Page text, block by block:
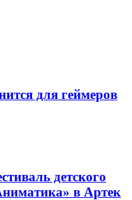
для геймеров
детского
в Артек